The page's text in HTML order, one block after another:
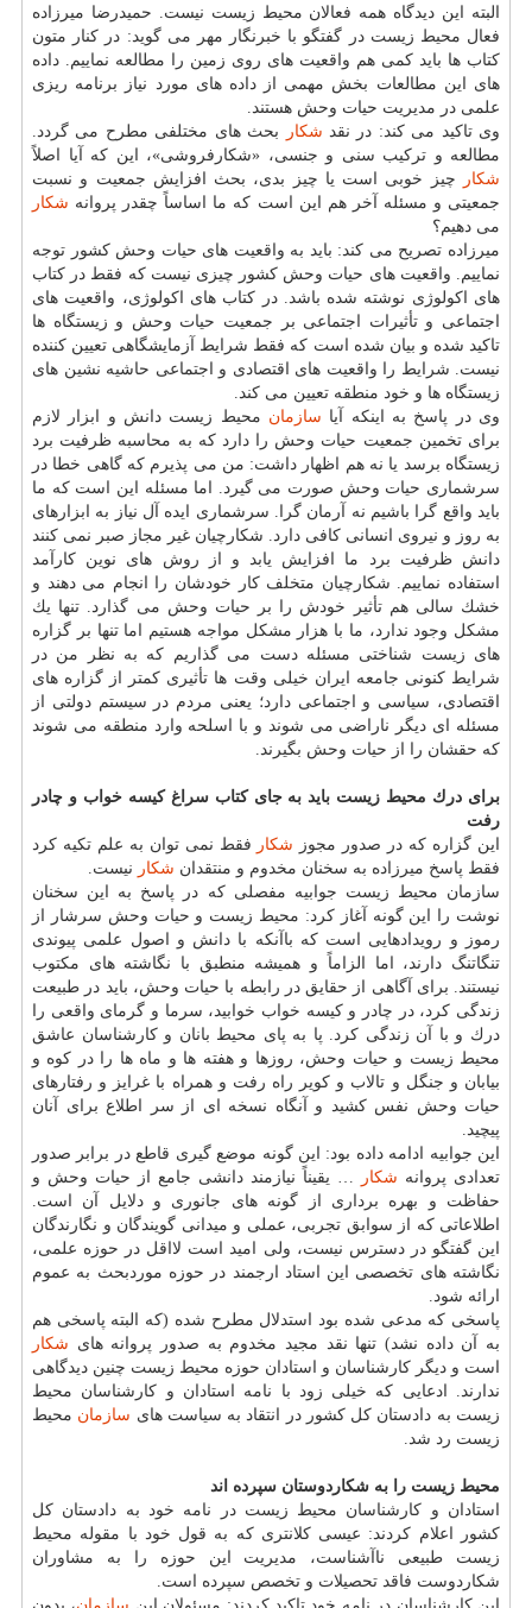
البته این دیدگاه همه فعالان محیط زیست نیست. حمیدرضا میرزاده
فعال محیط زیست در گفتگو با خبرنگار مهر می گوید: در كنار متون
كتاب ها باید كمی هم واقعیت های روی زمین را مطالعه نماییم. داده
های این مطالعات بخش مهمی از داده های مورد نیاز برنامه ریزی
علمی در مدیریت حیات وحش هستند.
وی تاكید می كند: در نقد شكار
بحث های مختلفی مطرح می گردد.
مطالعه و تركیب سنی و جنسی، «شكارفروشی»، این كه آیا اصلاً
شكار
چیز خوبی است یا چیز بدی، بحث افزایش جمعیت و نسبت
جمعیتی و مسئله آخر هم این است كه ما اساساً چقدر پروانه شكار
می دهیم؟
میرزاده تصریح می كند: باید به واقعیت های حیات وحش كشور توجه
نماییم. واقعیت های حیات وحش كشور چیزی نیست كه فقط در كتاب
های اكولوژی نوشته شده باشد. در كتاب های اكولوژی، واقعیت های
اجتماعی و تأثیرات اجتماعی بر جمعیت حیات وحش و زیستگاه ها
تاكید شده و بیان شده است كه فقط شرایط آزمایشگاهی تعیین كننده
نیست. شرایط را واقعیت های اقتصادی و اجتماعی حاشیه نشین های
زیستگاه ها و خود منطقه تعیین می كند.
وی در پاسخ به اینكه آیا سازمان محیط زیست دانش و ابزار لازم
برای تخمین جمعیت حیات وحش را دارد كه به محاسبه ظرفیت برد
زیستگاه برسد یا نه هم اظهار داشت: من می پذیرم كه گاهی خطا در
سرشماری حیات وحش صورت می گیرد. اما مسئله این است كه ما
باید واقع گرا باشیم نه آرمان گرا. سرشماری ایده آل نیاز به ابزارهای
به روز و نیروی انسانی كافی دارد. شكارچیان غیر مجاز صبر نمی كنند
دانش ظرفیت برد ما افزایش یابد و از روش های نوین كارآمد
استفاده نماییم. شكارچیان متخلف كار خودشان را انجام می دهند و
خشك سالی هم تأثیر خودش را بر حیات وحش می گذارد. تنها یك
مشكل وجود ندارد، ما با هزار مشكل مواجه هستیم اما تنها بر گزاره
های زیست شناختی مسئله دست می گذاریم كه به نظر من در
شرایط كنونی جامعه ایران خیلی وقت ها تأثیری كمتر از گزاره های
اقتصادی، سیاسی و اجتماعی دارد؛ یعنی مردم در سیستم دولتی از
مسئله ای دیگر ناراضی می شوند و با اسلحه وارد منطقه می شوند
كه حقشان را از حیات وحش بگیرند.
برای درك محیط زیست باید به جای كتاب سراغ كیسه خواب و چادر
رفت
این گزاره كه در صدور مجوز شكار فقط نمی توان به علم تكیه كرد
فقط پاسخ میرزاده به سخنان مخدوم و منتقدان شكار نیست.
سازمان محیط زیست جوابیه مفصلی كه در پاسخ به این سخنان
نوشت را این گونه آغاز كرد: محیط زیست و حیات وحش سرشار از
رموز و رویدادهایی است كه باآنكه با دانش و اصول علمی پیوندی
تنگاتنگ دارند، اما الزاماً و همیشه منطبق با نگاشته های مكتوب
نیستند. برای آگاهی از حقایق در رابطه با حیات وحش، باید در طبیعت
زندگی كرد، در چادر و كیسه خواب خوابید، سرما و گرمای واقعی را
درك و با آن زندگی كرد. پا به پای محیط بانان و كارشناسان عاشق
محیط زیست و حیات وحش، روزها و هفته ها و ماه ها را در كوه و
بیابان و جنگل و تالاب و كویر راه رفت و همراه با غرایز و رفتارهای
حیات وحش نفس كشید و آنگاه نسخه ای از سر اطلاع برای آنان
پیچید.
این جوابیه ادامه داده بود: این گونه موضع گیری قاطع در برابر صدور
تعدادی پروانه شكار
… یقیناً نیازمند دانشی جامع از حیات وحش و
حفاظت و بهره برداری از گونه های جانوری و دلایل آن است.
اطلاعاتی كه از سوابق تجربی، عملی و میدانی گویندگان و نگارندگان
این گفتگو در دسترس نیست، ولی امید است لااقل در حوزه علمی،
نگاشته های تخصصی این استاد ارجمند در حوزه موردبحث به عموم
ارائه شود.
پاسخی كه مدعی شده بود استدلال مطرح شده (كه البته پاسخی هم
به آن داده نشد) تنها نقد مجید مخدوم به صدور پروانه های شكار
است و دیگر كارشناسان و استادان حوزه محیط زیست چنین دیدگاهی
ندارند. ادعایی كه خیلی زود با نامه استادان و كارشناسان محیط
زیست به دادستان كل كشور در انتقاد به سیاست های سازمان محیط
زیست رد شد.
محیط زیست را به شكاردوستان سپرده اند
استادان و كارشناسان محیط زیست در نامه خود به دادستان كل
كشور اعلام كردند: عیسی كلانتری كه به قول خود با مقوله محیط
زیست طبیعی ناآشناست، مدیریت این حوزه را به مشاوران
شكاردوست فاقد تحصیلات و تخصص سپرده است.